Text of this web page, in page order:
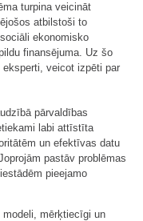
turpina veicināt
atbilstoši to
ekonomisko
finansējuma. Uz šo
veicot izpēti par
pārvaldības
labi attīstīta
un efektīvas datu
pastāv problēmas
pieejamo
mērķtiecīgi un